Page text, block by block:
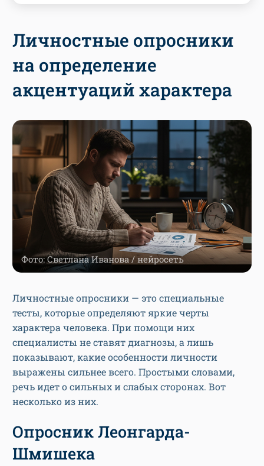
Личностные опросники
на определение
акцентуаций характера
Фото: Светлана Иванова / нейросеть
Личностные опросники — это специальные
тесты, которые определяют яркие черты
характера человека. При помощи них
специалисты не ставят диагнозы, а лишь
показывают, какие особенности личности
выражены сильнее всего. Простыми словами,
речь идет о сильных и слабых сторонах. Вот
несколько из них.
Опросник Леонгарда-
Шмишека